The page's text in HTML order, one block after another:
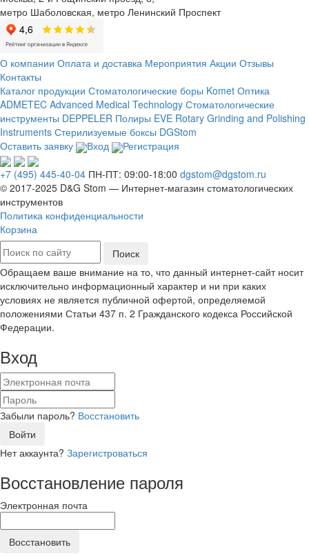
метро Шаболовская, метро Ленинский Проспект
О компании Оплата и доставка Мероприятия Акции Отзывы
Контакты
Каталог продукции Стоматологические боры Komet Оптика
ADMETEC Advanced Medical Technology Стоматологические
инструменты DEPPELER Полиры EVE Rotary Grinding and Polishing
Instruments Стерилизуемые боксы DGStom
Оставить заявку
Вход Регистрация
+7 (495) 445-40-04 ПН-ПТ: 09:00-18:00 dgstom@dgstom.ru
© 2017-2025 D&G Stom — Интернет-магазин стоматологических
инструментов
Политика конфиденциальности
Корзина
Обращаем ваше внимание на то, что данный интернет-сайт носит
исключительно информационный характер и ни при каких
условиях не является публичной офертой, определяемой
положениями Статьи 437 п. 2 Гражданского кодекса Российской
Федерации.
Вход
Забыли пароль? Восстановить
Войти
Нет аккаунта? Зарегистроваться
Восстановление пароля
Электронная почта
Восстановить